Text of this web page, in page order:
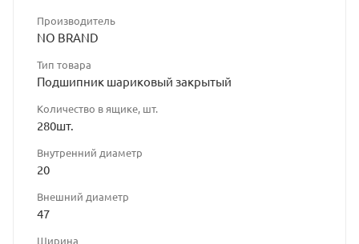
Производитель
NO BRAND
Тип товара
Подшипник шариковый закрытый
Количество в ящике, шт.
280шт.
Внутренний диаметр
20
Внешний диаметр
47
Ширина